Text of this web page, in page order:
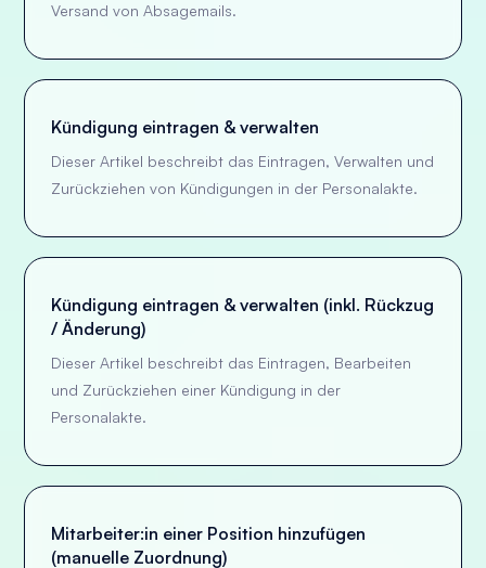
Versand von Absagemails.
Kündigung eintragen & verwalten
Dieser Artikel beschreibt das Eintragen, Verwalten und
Zurückziehen von Kündigungen in der Personalakte.
Kündigung eintragen & verwalten (inkl. Rückzug
/ Änderung)
Dieser Artikel beschreibt das Eintragen, Bearbeiten
und Zurückziehen einer Kündigung in der
Personalakte.
Mitarbeiter:in einer Position hinzufügen
(manuelle Zuordnung)